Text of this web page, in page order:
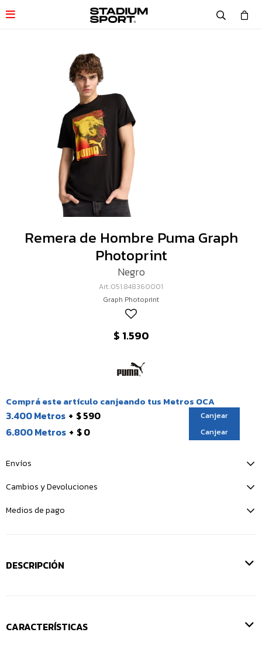

Remera de Hombre Puma Graph
Photoprint
Negro
051.848360001
Graph Photoprint
$ 1.590
Comprá este artículo canjeando tus Metros OCA
3.400 Metros $ 590 Canjear
6.800 Metros $ 0 Canjear
Envíos
Cambios y Devoluciones
Medios de pago
DESCRIPCIÓN
CARACTERÍSTICAS